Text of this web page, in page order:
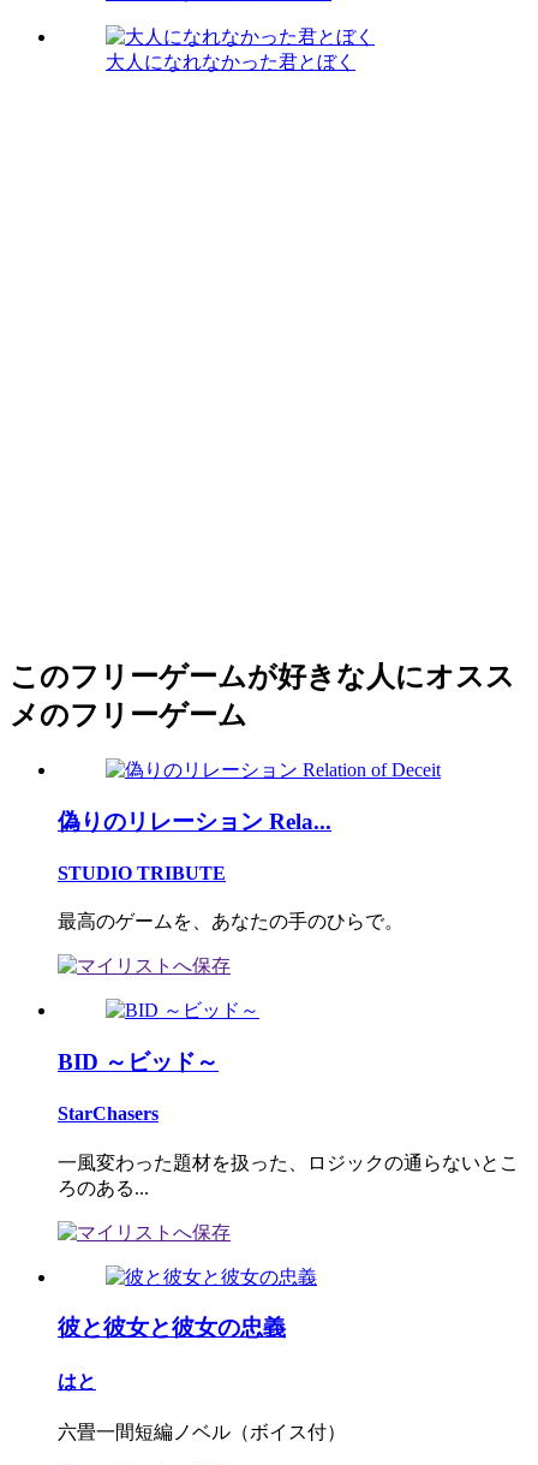
大人になれなかった君とぼく
このフリーゲームが好きな人にオスス
メのフリーゲーム
偽りのリレーション Rela...
STUDIO TRIBUTE
最高のゲームを、あなたの手のひらで。
BID ～ビッド～
StarChasers
一風変わった題材を扱った、ロジックの通らないとこ
ろのある...
彼と彼女と彼女の忠義
はと
六畳一間短編ノベル（ボイス付）